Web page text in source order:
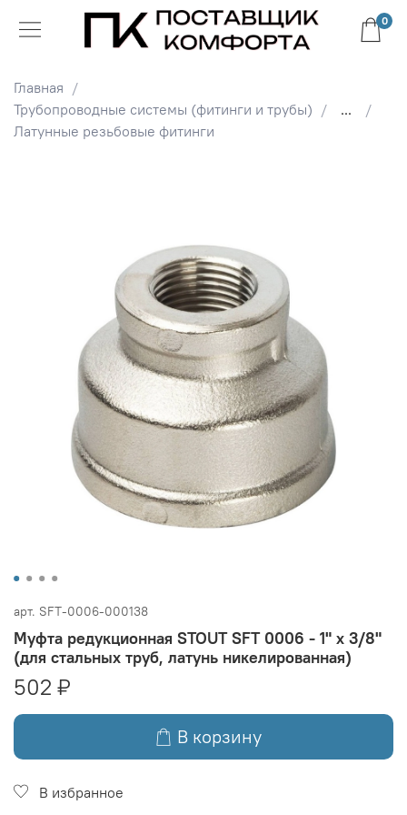
0
Главная
Трубопроводные системы (фитинги и трубы)
...
Латунные резьбовые фитинги
арт. SFT-0006-000138
Муфта редукционная STOUT SFT 0006 - 1" x 3/8"
(для стальных труб, латунь никелированная)
502 ₽
В корзину
В избранное